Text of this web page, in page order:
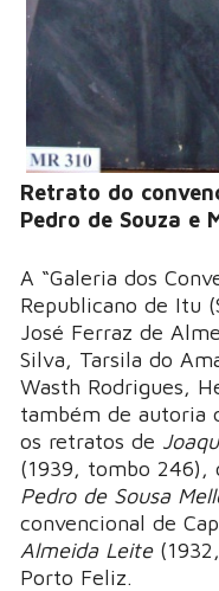
Retrato do
Pedro de Souza e
A “Galeria dos
Republicano de Itu
José Ferraz de
Silva, Tarsila do
Wasth Rodrigues,
também de autoria
os retratos de
(1939, tombo 246),
Pedro de Sousa
convencional de
Almeida Leite
Porto Feliz.